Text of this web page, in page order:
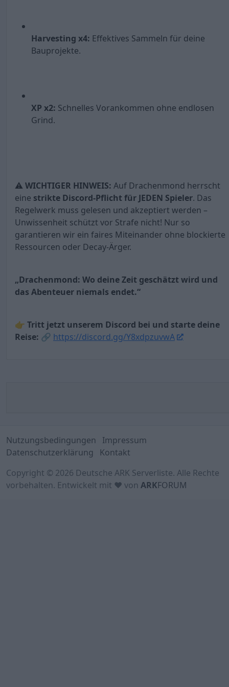
Harvesting x4: Effektives Sammeln für deine
Bauprojekte.
XP x2: Schnelles Vorankommen ohne endlosen
Grind.
⚠️WICHTIGER HINWEIS: Auf Drachenmond herrscht
eine strikte Discord-Pflicht für JEDEN Spieler. Das
Regelwerk muss gelesen und akzeptiert werden –
Unwissenheit schützt vor Strafe nicht! Nur so
garantieren wir ein faires Miteinander ohne blockierte
Ressourcen oder Decay-Ärger.
„Drachenmond: Wo deine Zeit geschätzt wird und
das Abenteuer niemals endet.“
👉 Tritt jetzt unserem Discord bei und starte deine
Reise: 🔗 https://discord.gg/Y8xdpzuvwA
Nutzungsbedingungen
Impressum
Datenschutzerklärung
Kontakt
Copyright © 2026 Deutsche ARK Serverliste. Alle Rechte
vorbehalten. Entwickelt mit ♥ von ARKFORUM